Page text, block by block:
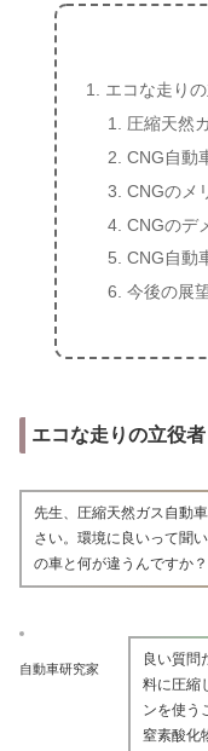
エコな走り
圧縮天然
CNG自動
CNGのメ
CNGのデ
CNG自動
今後の展
エコな走りの立役
先生、圧縮天然ガス自動
さい。環境に良いって聞
の車と何が違うんですか？
自動車研究家
良い質問
料に圧縮
ンを使う
窒素酸化